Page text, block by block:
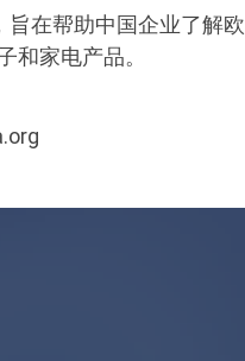
旨在帮助中国企业了解欧
和家电产品。